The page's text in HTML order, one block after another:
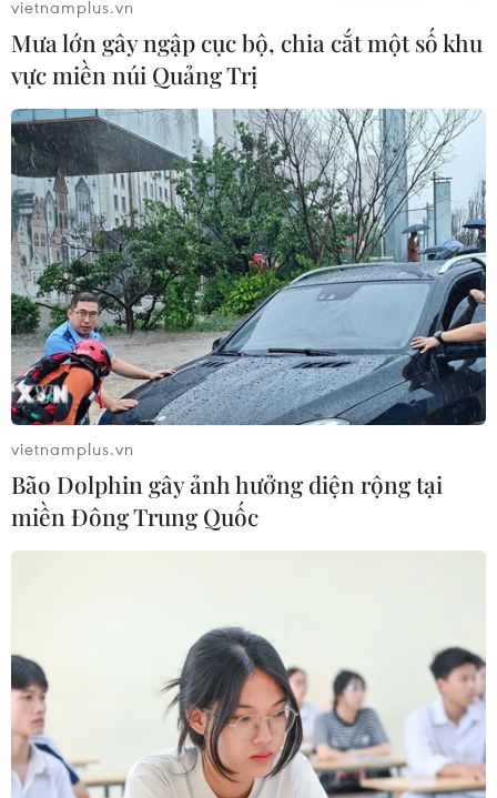
Nhật Bản và Hàn Quốc nhất trí tăng cường
sức ép lên Triều Tiên
21/06/2017 06:31
Ngoại trưởng Nhật Bản và Hàn Quốc khẳng định hai
nước sẽ tăng cường sức ép buộc Triều Tiên từ bỏ
chương trình phát triển vũ khí hạt nhân.
Trung Quốc không ngừng nỗ lực giải
quyết vấn đề hạt nhân Triều Tiên
21/06/2017 08:37
vietnamplus.vn
Mưa lớn gây ngập cục bộ, chia cắt một số khu
vực miền núi Quảng Trị
vietnamplus.vn
Bão Dolphin gây ảnh hưởng diện rộng tại
miền Đông Trung Quốc